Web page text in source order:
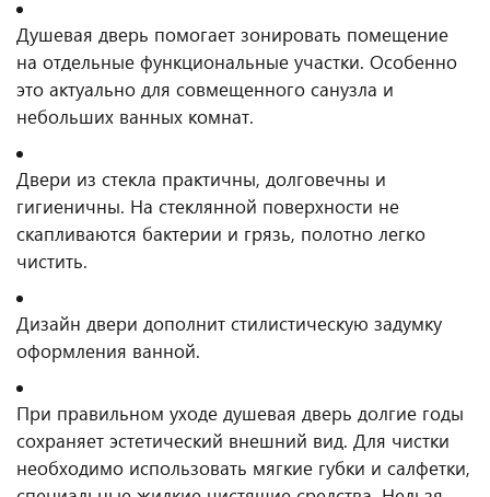
Душевая дверь помогает зонировать помещение
на отдельные функциональные участки. Особенно
это актуально для совмещенного санузла и
небольших ванных комнат.
Двери из стекла практичны, долговечны и
гигиеничны. На стеклянной поверхности не
скапливаются бактерии и грязь, полотно легко
чистить.
Дизайн двери дополнит стилистическую задумку
оформления ванной.
При правильном уходе душевая дверь долгие годы
сохраняет эстетический внешний вид. Для чистки
необходимо использовать мягкие губки и салфетки,